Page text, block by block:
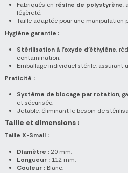
Fabriqués en résine de polystyrène,
légèreté.
Taille adaptée pour une manipulation
Hygiène garantie :
Stérilisation à l’oxyde d’éthylène,
contamination.
Emballage individuel stérile, assurant
Praticité :
Système de blocage par rotation,
et sécurisée.
Jetable, éliminant le besoin de
Taille et dimensions :
Taille X-Small :
Diamètre :20 mm.
Longueur : 112 mm.
Couleur : Blanc.